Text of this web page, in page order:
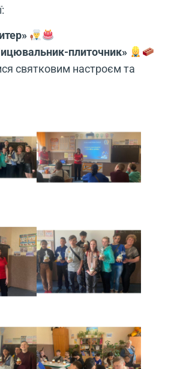
плиточник»
святковим настроєм та